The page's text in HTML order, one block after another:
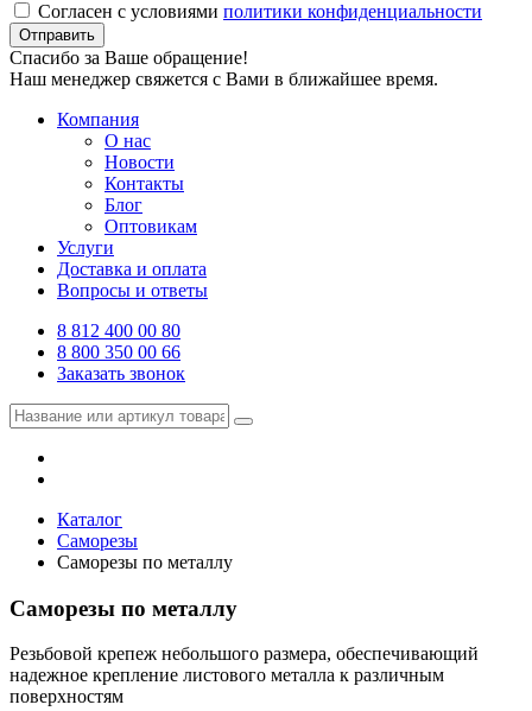
Согласен с условиями политики конфиденциальности
Отправить
Спасибо за Ваше обращение!
Наш менеджер свяжется с Вами в ближайшее время.
Компания
О нас
Новости
Контакты
Блог
Оптовикам
Услуги
Доставка и оплата
Вопросы и ответы
8 812 400 00 80
8 800 350 00 66
Заказать звонок
Каталог
Саморезы
Саморезы по металлу
Саморезы по металлу
Резьбовой крепеж небольшого размера, обеспечивающий
надежное крепление листового металла к различным
поверхностям